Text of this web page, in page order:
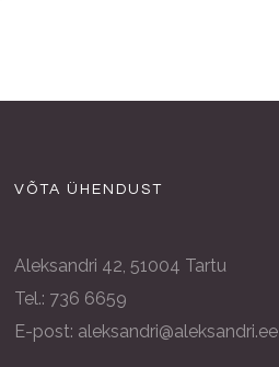
VÕTA ÜHENDUST
Aleksandri 42, 51004 Tartu
Tel.: 736 6659
E-post: aleksandri@aleksandri.ee